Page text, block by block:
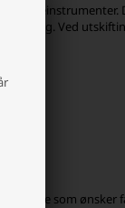
måleinstrumenter.
Ved
brukere som